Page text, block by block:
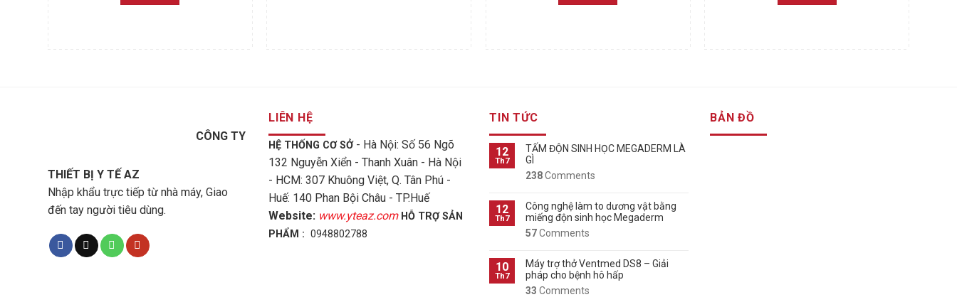
CÔNG TY
THIẾT BỊ Y TẾ AZ
Nhập khẩu trực tiếp từ nhà máy, Giao
đến tay người tiêu dùng.
LIÊN HỆ
HỆ THỐNG CƠ SỞ - Hà Nội: Số 56 Ngõ
132 Nguyễn Xiển - Thanh Xuân - Hà Nội
- HCM: 307 Khuông Việt, Q. Tân Phú -
Huế: 140 Phan Bội Châu - TP.Huế
Website: www.yteaz.com HỖ TRỢ SẢN
PHẨM : 0948802788
TIN TỨC
12
Th7
TẤM ĐỘN SINH HỌC MEGADERM LÀ
GÌ
238Comments
12
Th7
Công nghệ làm to dương vật bằng
miếng độn sinh học Megaderm
57Comments
10
Th7
Máy trợ thở Ventmed DS8 – Giải
pháp cho bệnh hô hấp
33 Comments
BẢN ĐỒ